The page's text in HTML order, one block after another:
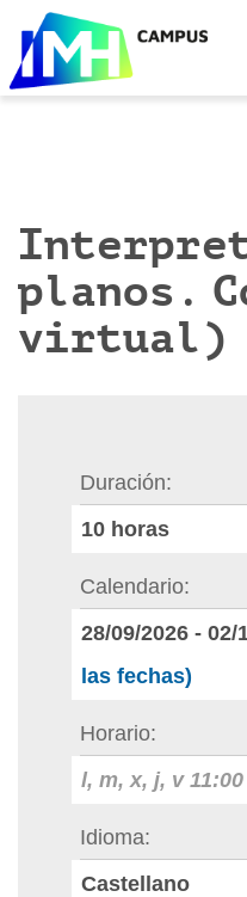
e
planos.
virtual)
Duración
10 horas
Calendario
28/09/2026 - 02/
las fechas)
Horario
l, m, x, j, v 11:00
Idioma
Castellano